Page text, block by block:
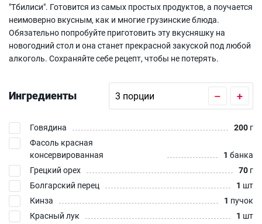
"Тбилиси". Готовится из самых простых продуктов, а поучается
неимоверно вкусным, как и многие грузинские блюда.
Обязательно попробуйте приготовить эту вкусняшку на
новогодний стол и она станет прекрасной закуской под любой
алкоголь. Сохраняйте себе рецепт, чтобы не потерять.
Ингредиенты – +
Говядина 200 г
Фасоль красная
консервированная
1 банка
Грецкий орех
70 г
Болгарский перец
1 шт
Кинза
1 пучок
Красный лук
1 шт